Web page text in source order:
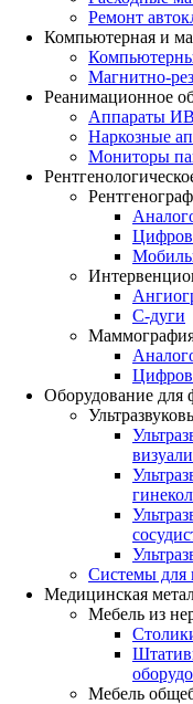
Ремонт
Компьютерная и
Магнитно-
Реанимационное
Аппараты
Наркозные
Мониторы
C-дуги
Оборудование для
Системы для
Медицинская
Мебель из
Мебель